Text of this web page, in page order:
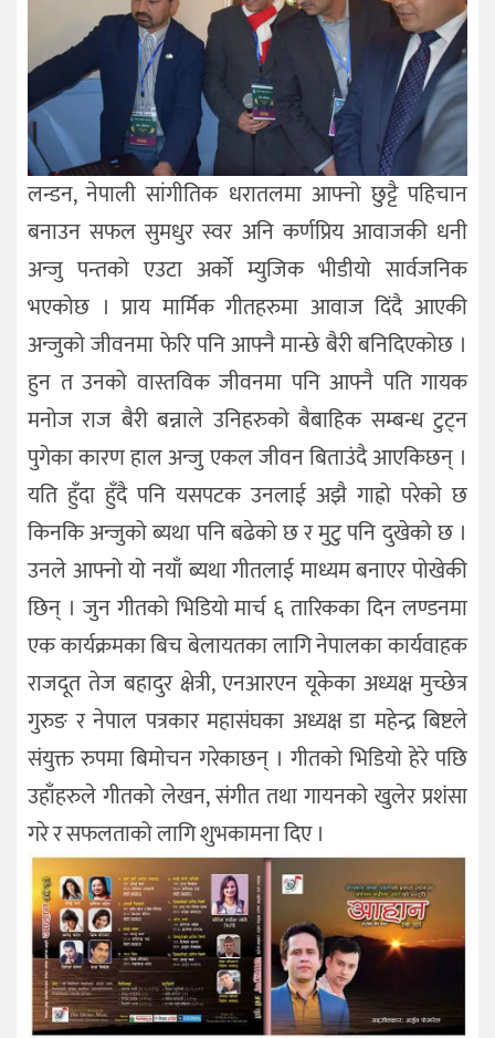
लन्डन, नेपाली सांगीतिक धरातलमा आफ्नो छुट्टै पहिचान
बनाउन सफल सुमधुर स्वर अनि कर्णप्रिय आवाजकी धनी
अन्जु पन्तको एउटा अर्को म्युजिक भीडीयो सार्वजनिक
भएकोछ । प्राय मार्मिक गीतहरुमा आवाज दिंदै आएकी
अन्जुको जीवनमा फेरि पनि आफ्नै मान्छे बैरी बनिदिएकोछ ।
हुन त उनको वास्तविक जीवनमा पनि आफ्नै पति गायक
मनोज राज बैरी बन्नाले उनिहरुको बैबाहिक सम्बन्ध टुट्न
पुगेका कारण हाल अन्जु एकल जीवन बिताउंदै आएकिछन् ।
यति हुँदा हुँदै पनि यसपटक उनलाई अझै गाह्रो परेको छ
किनकि अन्जुको ब्यथा पनि बढेको छ र मुटु पनि दुखेको छ ।
उनले आफ्नो यो नयाँ ब्यथा गीतलाई माध्यम बनाएर पोखेकी
छिन् । जुन गीतको भिडियो मार्च ६ तारिकका दिन लण्डनमा
एक कार्यक्रमका बिच बेलायतका लागि नेपालका कार्यवाहक
राजदूत तेज बहादुर क्षेत्री, एनआरएन यूकेका अध्यक्ष मुच्छेत्र
गुरुङ र नेपाल पत्रकार महासंघका अध्यक्ष डा महेन्द्र बिष्टले
संयुक्त रुपमा बिमोचन गरेकाछन् । गीतको भिडियो हेरे पछि
उहाँहरुले गीतको लेखन, संगीत तथा गायनको खुलेर प्रशंसा
गरे र सफलताको लागि शुभकामना दिए ।